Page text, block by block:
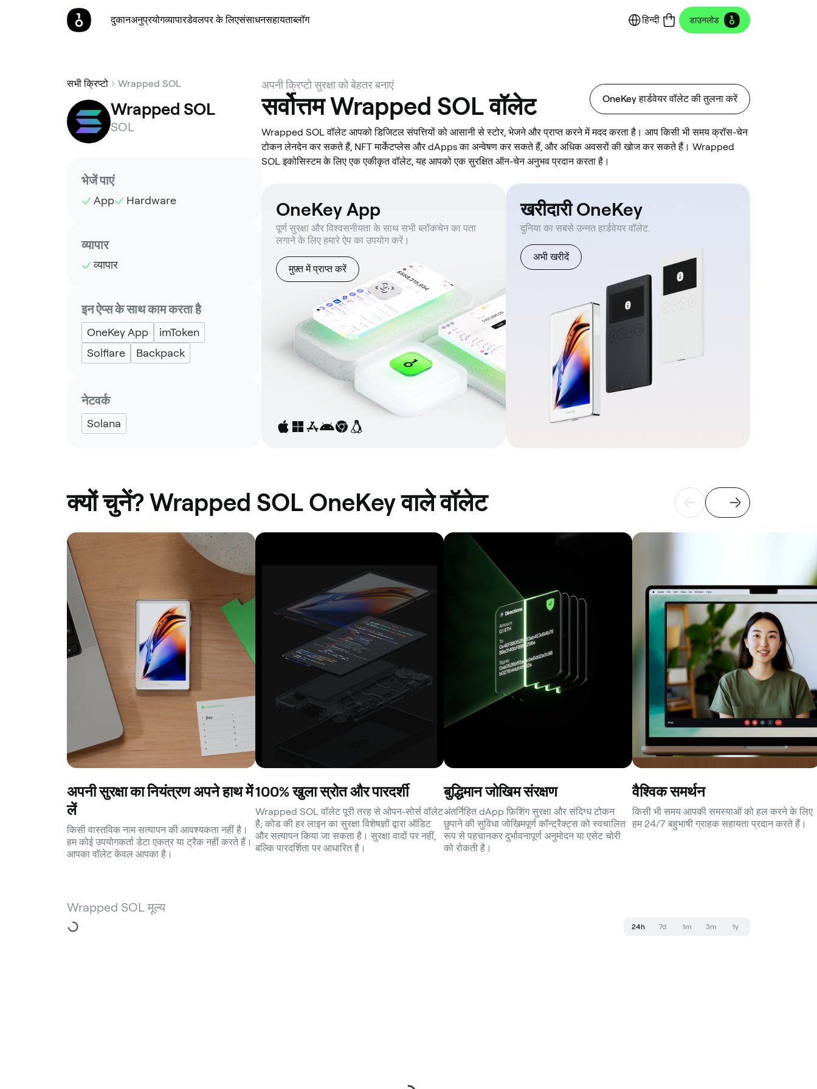
दुकानअनुप्रयोगव्यापारडेवलपर के लिएसंसाधनसहायताब्लॉग हिन्दी डाउनलोड
सभी क्रिप्टो Wrapped SOL
Wrapped SOL
SOL
भेजें पाएं
App Hardware
व्यापार
व्यापार
इन ऐप्स के साथ काम करता है
OneKey App
imToken
Solflare
Backpack
नेटवर्क
Solana
अपनी क्रिप्टो सुरक्षा को बेहतर बनाएं
सर्वोत्तम Wrapped SOL वॉलेट OneKey हार्डवेयर वॉलेट की तुलना करें
Wrapped SOL वॉलेट आपको डिजिटल संपत्तियों को आसानी से स्टोर, भेजने और प्राप्त करने में मदद करता है। आप किसी भी समय क्रॉस-चेन
टोकन लेनदेन कर सकते हैं, NFT मार्केटप्लेस और dApps का अन्वेषण कर सकते हैं, और अधिक अवसरों की खोज कर सकते हैं। Wrapped
SOL इकोसिस्टम के लिए एक एकीकृत वॉलेट, यह आपको एक सुरक्षित ऑन-चेन अनुभव प्रदान करता है।
OneKey App
पूर्ण सुरक्षा और विश्वसनीयता के साथ सभी ब्लॉकचेन का पता
लगाने के लिए हमारे ऐप का उपयोग करें।
मुफ़्त में प्राप्त करें
खरीदारी OneKey
दुनिया का सबसे उन्नत हार्डवेयर वॉलेट.
अभी खरीदें
क्यों चुनें? Wrapped SOL OneKey वाले वॉलेट
अपनी सुरक्षा का नियंत्रण अपने हाथ में
लें
किसी वास्तविक नाम सत्यापन की आवश्यकता नहीं है।
हम कोई उपयोगकर्ता डेटा एकत्र या ट्रैक नहीं करते हैं।
आपका वॉलेट केवल आपका है।
100% खुला स्रोत और पारदर्शी
Wrapped SOL वॉलेट पूरी तरह से ओपन-सोर्स वॉलेट
है; कोड की हर लाइन का सुरक्षा विशेषज्ञों द्वारा ऑडिट
और सत्यापन किया जा सकता है। सुरक्षा वादों पर नहीं,
बल्कि पारदर्शिता पर आधारित है।
बुद्धिमान जोखिम संरक्षण
अंतर्निहित dApp फ़िशिंग सुरक्षा और संदिग्ध टोकन
छुपाने की सुविधा जोखिमपूर्ण कॉन्ट्रैक्ट्स को स्वचालित
रूप से पहचानकर दुर्भावनापूर्ण अनुमोदन या एसेट चोरी
को रोकती है।
वैश्विक समर्थन
किसी भी समय आपकी समस्याओं को हल करने के लिए
हम 24/7 बहुभाषी ग्राहक सहायता प्रदान करते हैं।
Wrapped SOL मूल्य
24h 7d 1m 3m 1y